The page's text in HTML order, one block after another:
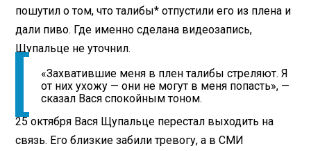
пошутил о том, что талибы* отпустили его из плена и
дали пиво. Где именно сделана видеозапись,
Щупальце не уточнил.
«Захватившие меня в плен талибы стреляют. Я
от них ухожу — они не могут в меня попасть», —
сказал Вася спокойным тоном.
25 октября Вася Щупальце перестал выходить на
связь. Его близкие забили тревогу, а в СМИ